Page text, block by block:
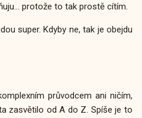
protože to tak prostě cítím.
super. Kdyby ne, tak je obejdu
průvodcem ani ničím,
zasvětilo od A do Z. Spíše je to